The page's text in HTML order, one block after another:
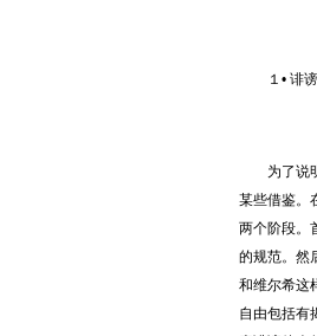
１• 诽谤
为了说明
某些借鉴。
两个阶段。
的规范。然
和维尔希这
自由包括有